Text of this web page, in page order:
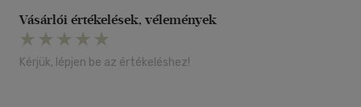
Vásárlói értékelések, vélemények
Kérjük, lépjen be az értékeléshez!